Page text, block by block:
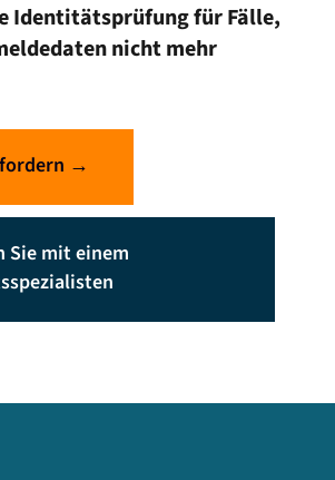
Identitätsprüfung für Fälle,
nicht mehr
→
Sie mit einem